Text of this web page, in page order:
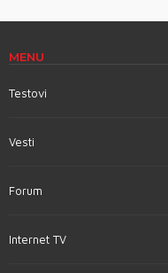
MENU
Testovi
Vesti
Forum
Internet TV